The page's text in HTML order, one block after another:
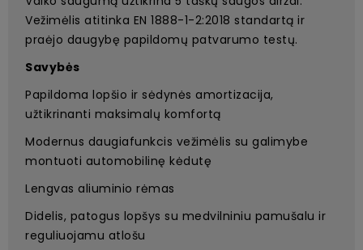
Vežimėlis atitinka EN 1888-1-2:2018 standartą ir
praėjo daugybę papildomų patvarumo testų.
Savybės
Papildoma lopšio ir sėdynės amortizacija,
užtikrinanti maksimalų komfortą
Modernus daugiafunkcis vežimėlis su galimybe
montuoti automobilinę kėdutę
Lengvas aliuminio rėmas
Didelis, patogus lopšys su medvilniniu pamušalu ir
reguliuojamu atlošu